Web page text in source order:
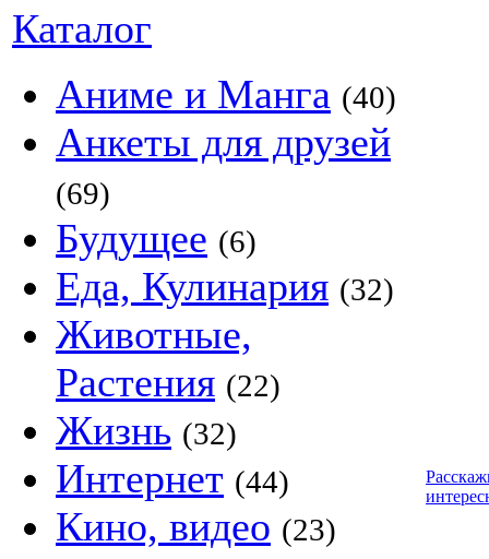
Каталог
Аниме и Манга (40)
Анкеты для друзей
(69)
Будущее (6)
Еда, Кулинария (32)
Животные,
Растения (22)
Жизнь (32)
Интернет (44)
Кино, видео (23)